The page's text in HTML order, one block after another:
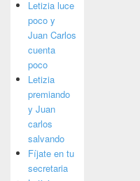
Letizia luce
poco y
Juan Carlos
cuenta
poco
Letizia
premiando
y Juan
carlos
salvando
Fíjate en tu
secretaria